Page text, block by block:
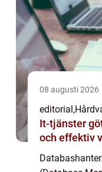
08 augusti 2026
editorial ,
It-tjänster
och effektiv